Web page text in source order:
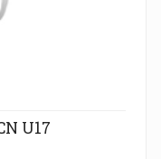
U17